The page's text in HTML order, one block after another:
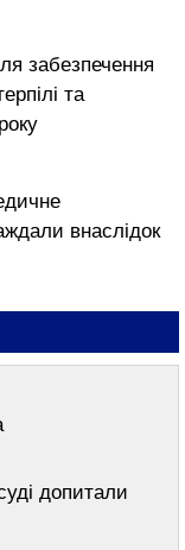
забезпечення
та
внаслідок
допитали